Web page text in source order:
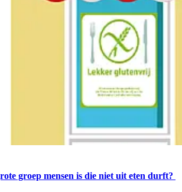
groep mensen is die niet uit eten durft?